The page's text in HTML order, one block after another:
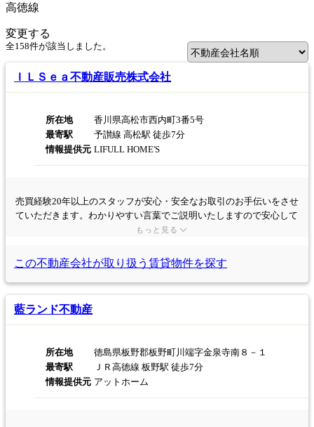
高徳線
変更する
全158件が該当しました。
ＩＬＳｅａ不動産販売株式会社
所在地
香川県高松市西内町3番5号
最寄駅
予讃線 高松駅 徒歩7分
情報提供元 LIFULL HOME'S
売買経験20年以上のスタッフが安心・安全なお取引のお手伝いをさせ
ていただきます。わかりやすい言葉でご説明いたしますので安心して
もっと見る
この不動産会社が取り扱う 賃貸物件を探す
藍ランド不動産
所在地
徳島県板野郡板野町川端字金泉寺南８－１
最寄駅
ＪＲ高徳線 板野駅 徒歩7分
情報提供元 アットホーム